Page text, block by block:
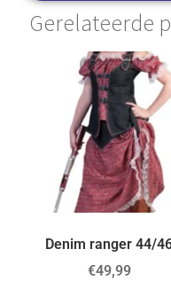
Gerelateerde
Denim ranger 44/
€49,99